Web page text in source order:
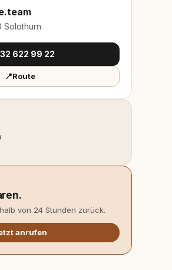
Solothurn
622 99 22
📍Route
von 24 Stunden zurück.
anrufen